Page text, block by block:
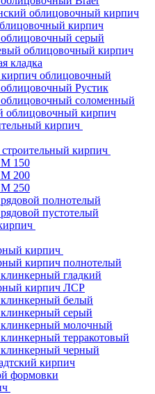
облицовочный кирпич
кирпич
серый
облицовочный кирпич
кладка
облицовочный
Рустик
соломенный
облицовочный кирпич
кирпич
строительный кирпич
150
200
250
полнотелый
пустотелый
кирпич
кирпич полнотелый
гладкий
кирпич ЛСР
белый
серый
молочный
терракотовый
черный
кирпич
формовки